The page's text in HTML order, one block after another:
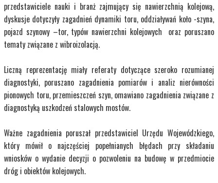
przedstawiciele nauki i branż zajmujący się nawierzchnią kolejową,
dyskusje dotyczyły zagadnień dynamiki toru, oddziaływań koło -szyna,
pojazd szynowy –tor, typów nawierzchni kolejowych oraz poruszano
tematy związane z wibroizolacją.
Liczną reprezentację miały referaty dotyczące szeroko rozumianej
diagnostyki, poruszano zagadnienia pomiarów i analiz nierówności
pionowych toru, przemieszczeń szyn, omawiano zagadnienia związane z
diagnostyką uszkodzeń stalowych mostów.
Ważne zagadnienia poruszał przedstawiciel Urzędu Wojewódzkiego,
który mówił o najczęściej popełnianych błędach przy składaniu
wniosków o wydanie decyzji o pozwoleniu na budowę w przedmiocie
dróg i obiektów kolejowych.